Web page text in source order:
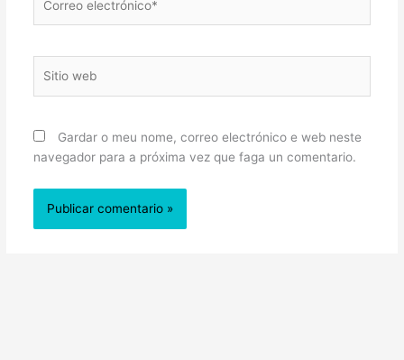
electrónico*
web
Gardar o meu nome, correo electrónico e web neste
navegador para a próxima vez que faga un comentario.